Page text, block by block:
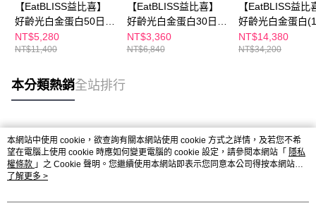
【EatBLISS益比喜】
好齡光白金蛋白50日份
2款可選(金色葷食/桃
金奶素)(10包/盒x5)
NT$5,280
NT$11,400
【EatBLISS益比喜】
好齡光白金蛋白30日份
2款可選(金色葷食/桃
金奶素)(10包/盒x3)
NT$3,360
NT$6,840
【EatBLISS益比
好齡光白金蛋白
盒)10包x15盒｜
體素
NT$14,380
NT$34,200
本分類熱銷全站排行
熱門標籤
本網站中使用 cookie，欲查詢有關本網站使用 cookie 方式之詳情，及若您不希
望在電腦上使用 cookie 時應如何變更電腦的 cookie 設定，請參閱本網站「 隱私
權條款 」之 Cookie 聲明。您繼續使用本網站即表示您同意本公司得按本網站使
用條款之 Cookie 聲明使用 cookie。
了解更多 >